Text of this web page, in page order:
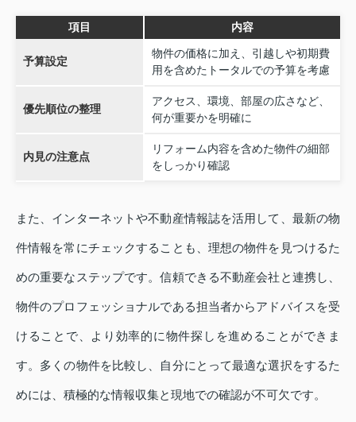
項目 内容
予算設定
物件の価格に加え、引越しや初期費
用を含めたトータルでの予算を考慮
優先順位の整理
アクセス、環境、部屋の広さなど、
何が重要かを明確に
内見の注意点
リフォーム内容を含めた物件の細部
をしっかり確認
また、インターネットや不動産情報誌を活用して、最新の物
件情報を常にチェックすることも、理想の物件を見つけるた
めの重要なステップです。信頼できる不動産会社と連携し、
物件のプロフェッショナルである担当者からアドバイスを受
けることで、より効率的に物件探しを進めることができま
す。多くの物件を比較し、自分にとって最適な選択をするた
めには、積極的な情報収集と現地での確認が不可欠です。